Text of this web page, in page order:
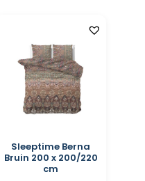
Sleeptime Berna
Bruin 200 x 200/220
cm